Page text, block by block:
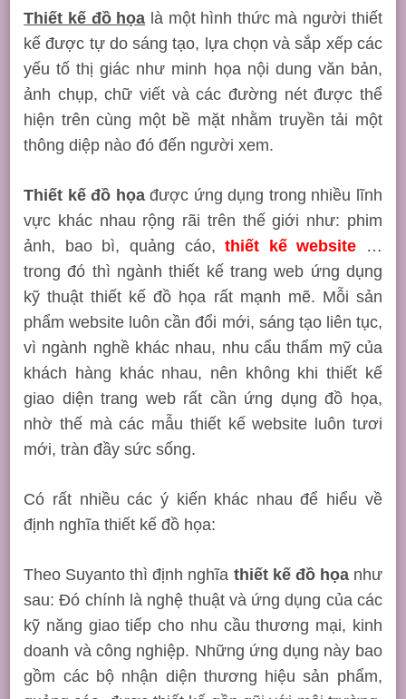
Thiết kế đồ họa là một hình thức mà người thiết
kế được tự do sáng tạo, lựa chọn và sắp xếp các
yếu tố thị giác như minh họa nội dung văn bản,
ảnh chụp, chữ viết và các đường nét được thể
hiện trên cùng một bề mặt nhằm truyền tải một
thông diệp nào đó đến người xem.
Thiết kế đồ họađược ứng dụng trong nhiều lĩnh
vực khác nhau rộng rãi trên thế giới như: phim
ảnh, bao bì, quảng cáo,thiết kế website …
trong đó thì ngành thiết kế trang web ứng dụng
kỹ thuật thiết kế đồ họa rất mạnh mẽ. Mỗi sản
phẩm website luôn cần đổi mới, sáng tạo liên tục,
vì ngành nghề khác nhau, nhu cẩu thẩm mỹ của
khách hàng khác nhau, nên không khi thiết kế
giao diện trang web rất cần ứng dụng đồ họa,
nhờ thế mà các mẫu thiết kế website luôn tươi
mới, tràn đầy sức sống.
Có rất nhiều các ý kiến khác nhau để hiểu về
định nghĩa thiết kế đồ họa:
Theo Suyanto thì định nghĩa thiết kế đồ họanhư
sau: Đó chính là nghệ thuật và ứng dụng của các
kỹ năng giao tiếp cho nhu cầu thương mại, kinh
doanh và công nghiệp. Những ứng dụng này bao
gồm các bộ nhận diện thương hiệu sản phẩm,